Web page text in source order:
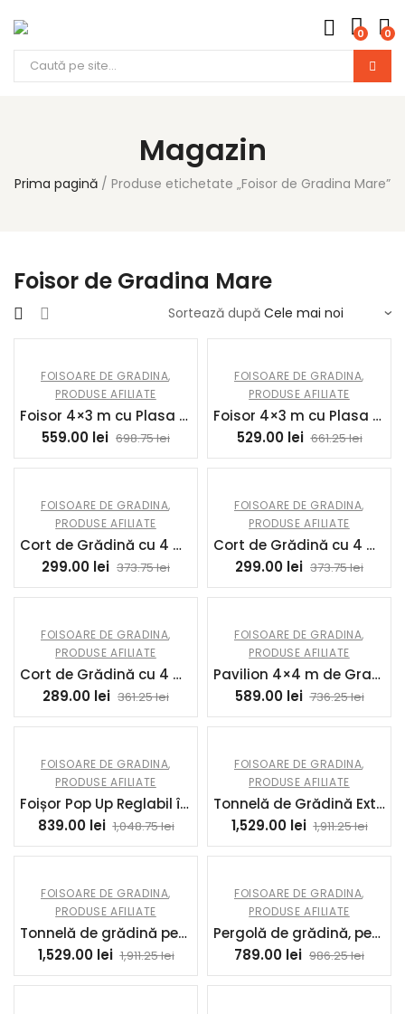
0 0
Magazin
Prima pagină Produse etichetate „Foisor de Gradina Mare”
Foisor de Gradina Mare
Sortează după
FOISOARE DE GRADINA,
PRODUSE AFILIATE
Foisor 4×3 m cu Plasa de Tantari si 2 Intrari, Foisor de Gradina din Metal si PE, Gri Inchis
698.75lei
559.00 lei
FOISOARE DE GRADINA,
PRODUSE AFILIATE
Foisor 4×3 m cu Plasa de Tantari si 2 Intrari, Foisor de Gradina din Metal si PE, Alb si Negru
661.25lei
529.00 lei
FOISOARE DE GRADINA,
PRODUSE AFILIATE
Cort de Grădină cu 4 Orificii de Drenaj, Funii și Șuruburi, 293×293 cm, Albastru Închis | Aosom Romania
373.75lei
299.00 lei
FOISOARE DE GRADINA,
PRODUSE AFILIATE
Cort de Grădină cu 4 Orificii de Drenaj, Funii și Șuruburi, 293×293 cm, Verde | Aosom Romania
373.75lei
299.00 lei
FOISOARE DE GRADINA,
PRODUSE AFILIATE
Cort de Grădină cu 4 Orificii de Drenaj, Funii și Șuruburi, 293×293 cm, Alb | Aosom Romania
361.25lei
289.00 lei
FOISOARE DE GRADINA,
PRODUSE AFILIATE
Pavilion 4×4 m de Gradina Hexagonal cu Pereti din Plasa, 2 Usi si Picioare Reglabile, Pavilion din Metal si Poliester | Aosom Romania
736.25lei
589.00 lei
FOISOARE DE GRADINA,
PRODUSE AFILIATE
Foișor Pop Up Reglabil în Înălțime cu Plasă și Geantă de Transport, 326x326x272 cm, Bej | Aosom Romania
1,048.75lei
839.00 lei
FOISOARE DE GRADINA,
PRODUSE AFILIATE
Tonnelă de Grădină Exterior Cadru de Acoperiș Retractabil și Acoperiș Dublu UV50+Impermeabil 3x3m Gri Antracit | Aosom Romania
1,911.25lei
1,529.00 lei
FOISOARE DE GRADINA,
PRODUSE AFILIATE
Tonnelă de grădină pentru exterior Cadru de acoperiș retractabil și acoperiș dublu UV50+ Impermeabil 3×3 m Crem | Aosom Romania
1,911.25lei
1,529.00 lei
FOISOARE DE GRADINA,
PRODUSE AFILIATE
Pergolă de grădină, pergolă adosată tonelă de grădină cu structură metalică și orificii de drenaj, 3 x 2 m, crem | Aosom Romania
986.25lei
789.00 lei